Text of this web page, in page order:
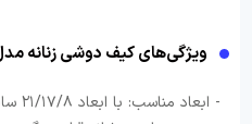
ویژگی‌های کیف دوشی زنانه
-